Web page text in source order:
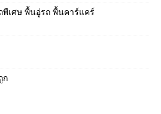
เศษ พื้นอู่รถ พื้นคาร์แคร์
ก